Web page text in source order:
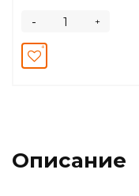
+
-
Описание